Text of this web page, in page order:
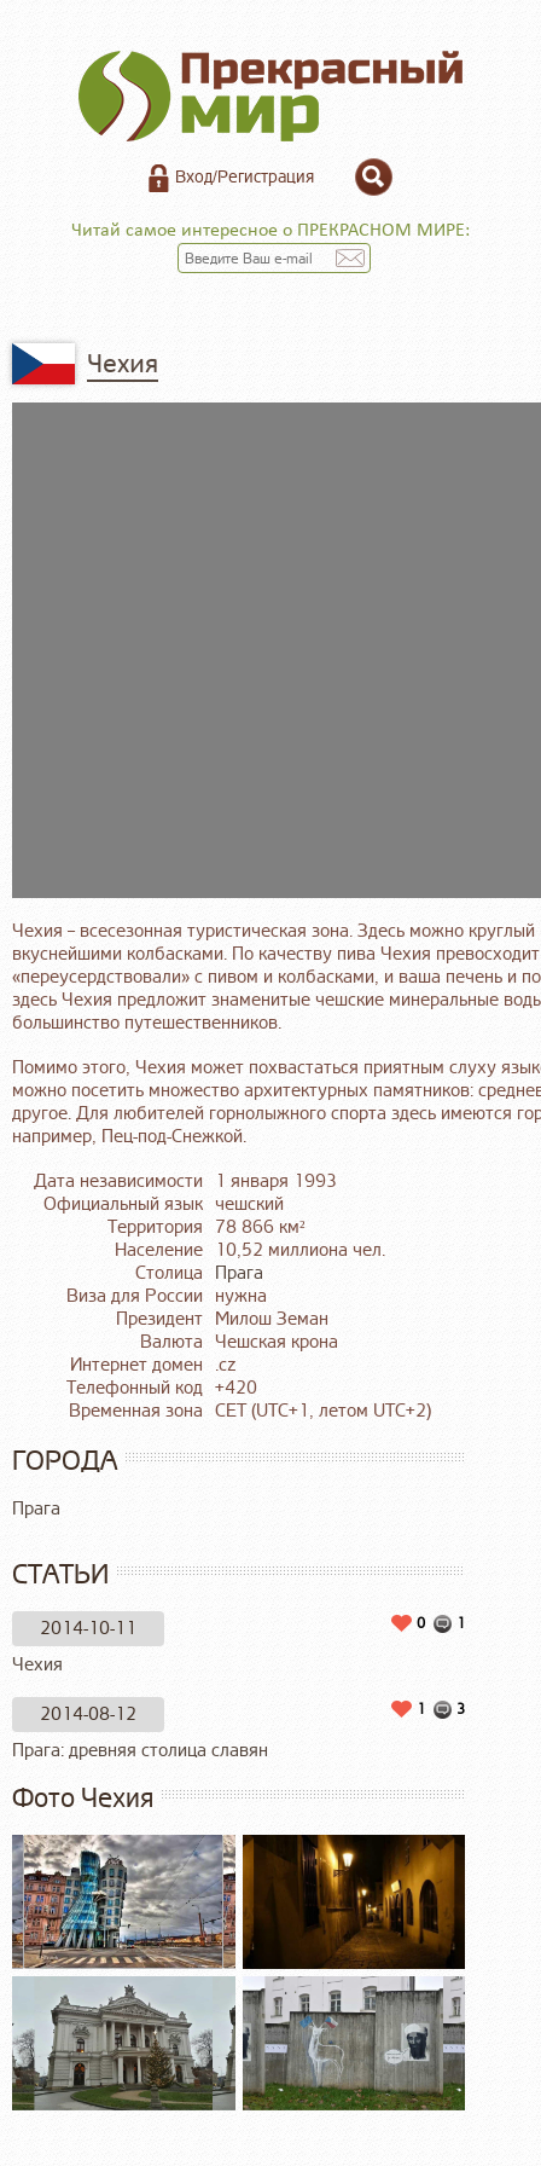
Вход/Регистрация
Читай самое интересное о ПРЕКРАСНОМ МИРЕ:
Чехия
Чехия – всесезонная туристическая зона. Здесь можно
вкуснейшими колбасками. По качеству пива Чехия
«переусердствовали» с пивом и колбасками, и ваша печень и
здесь Чехия предложит знаменитые чешские минеральные
большинство путешественников.
Помимо этого, Чехия может похвастаться приятным слуху
можно посетить множество архитектурных памятников:
другое. Для любителей горнолыжного спорта здесь имеются
например, Пец-под-Снежкой.
Дата независимости
1 января 1993
Официальный язык чешский
Территория
78 866 км²
Население
10,52 миллиона чел.
Столица
Прага
Виза для России нужна
Президент Милош Земан
Валюта Чешская крона
Интернет домен
.cz
Телефонный код +420
Временная зона CET (UTC+1, летом UTC+2)
ГОРОДА
Прага
СТАТЬИ
2014-10-11 1
0
Чехия
2014-08-12 3
1
Прага: древняя столица славян
Фото Чехия